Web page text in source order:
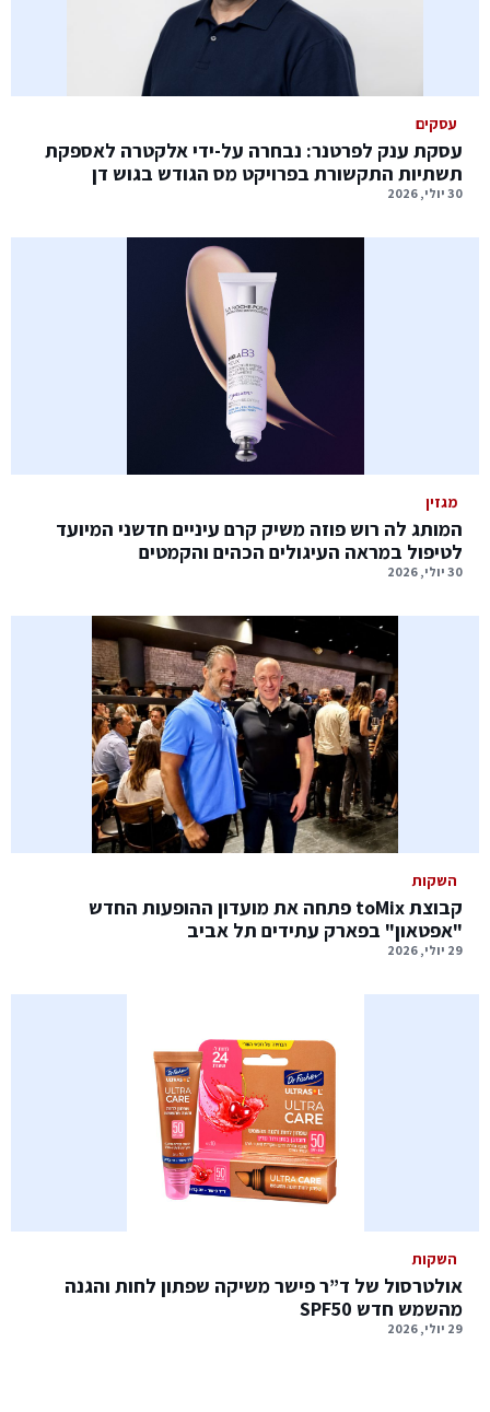
עסקים
עסקת ענק לפרטנר: נבחרה על-ידי אלקטרה לאספקת
תשתיות התקשורת בפרויקט מס הגודש בגוש דן
30 יולי, 2026
מגזין
המותג לה רוש פוזה משיק קרם עיניים חדשני המיועד
לטיפול במראה העיגולים הכהים והקמטים
30 יולי, 2026
השקות
קבוצת toMix פתחה את מועדון ההופעות החדש
"אפטאון" בפארק עתידים תל אביב
29 יולי, 2026
השקות
אולטרסול של ד”ר פישר משיקה שפתון לחות והגנה
מהשמש חדש SPF50
29 יולי, 2026